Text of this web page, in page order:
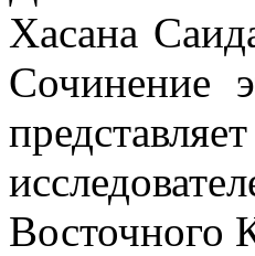
Хасана
Сочинение
Восточного